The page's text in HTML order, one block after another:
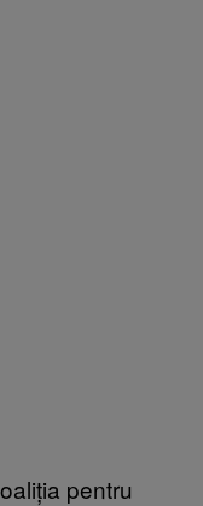
pentru